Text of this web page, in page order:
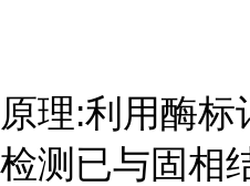
原理:利用酶标
检测已与固相